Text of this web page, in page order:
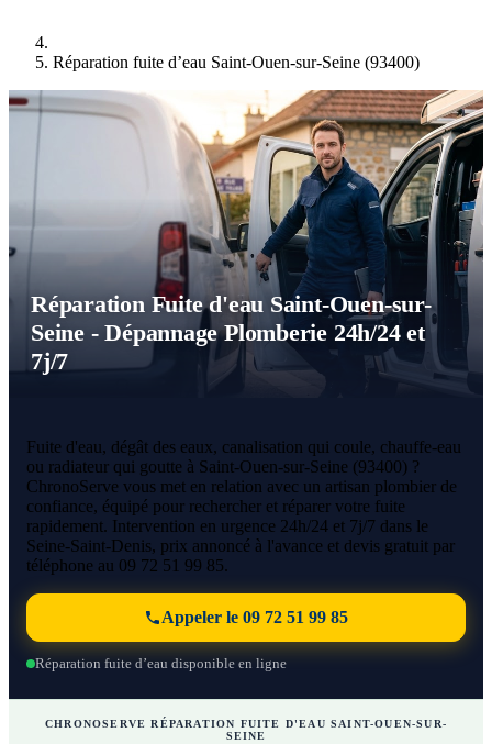
Réparation fuite d’eau Saint-Ouen-sur-Seine (93400)
Réparation Fuite d'eau Saint-Ouen-sur-
Seine - Dépannage Plomberie 24h/24 et
7j/7
Fuite d'eau, dégât des eaux, canalisation qui coule, chauffe-eau
ou radiateur qui goutte à Saint-Ouen-sur-Seine (93400) ?
ChronoServe vous met en relation avec un artisan plombier de
confiance, équipé pour rechercher et réparer votre fuite
rapidement. Intervention en urgence 24h/24 et 7j/7 dans le
Seine-Saint-Denis, prix annoncé à l'avance et devis gratuit par
téléphone au 09 72 51 99 85.
Appeler le 09 72 51 99 85
Réparation fuite d’eau disponible en ligne
CHRONOSERVE RÉPARATION FUITE D'EAU SAINT-OUEN-SUR-
SEINE